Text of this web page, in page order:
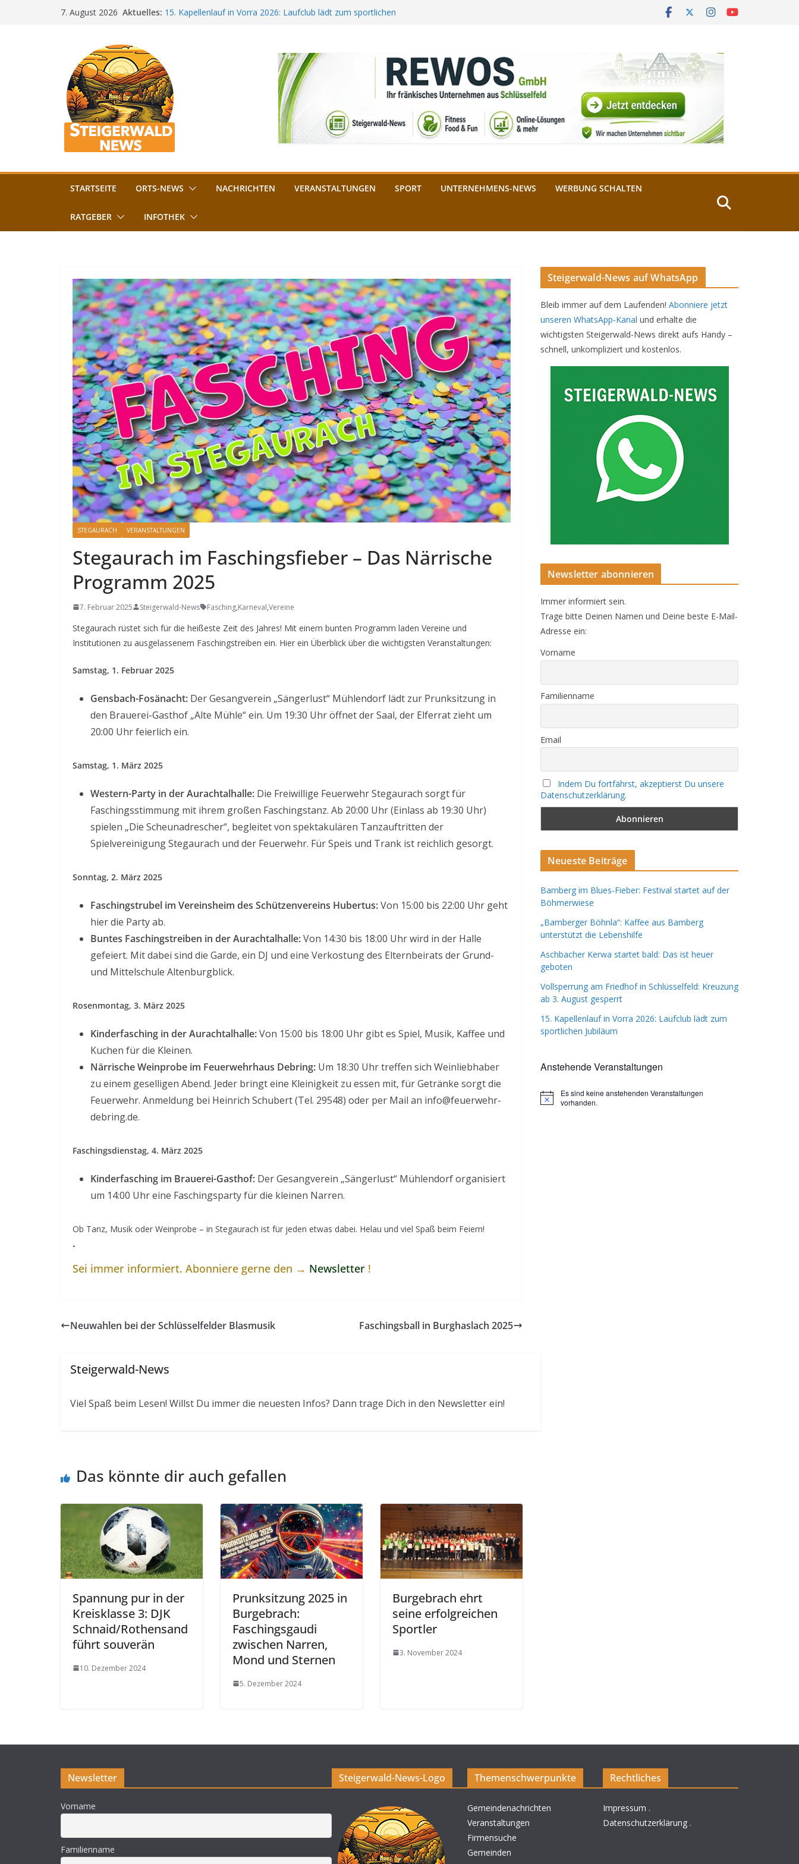
7. August 2026 Aktuelles: 15. Kapellenlauf in Vorra 2026: Laufclub lädt zum sportlichen
„Bamberger Böhnla“: Kaffee aus Bamberg unterstützt die
Lebenshilfe
Aschbacher Kerwa startet bald: Das ist heuer geboten
Vollsperrung am Friedhof in Schlüsselfeld: Kreuzung ab 3.
August gesperrt
STARTSEITE ORTS-NEWS NACHRICHTEN VERANSTALTUNGEN SPORT UNTERNEHMENS-NEWS WERBUNG SCHALTEN
RATGEBER INFOTHEK
STEGAURACH VERANSTALTUNGEN
Stegaurach im Faschingsfieber – Das Närrische
Programm 2025
7. Februar 2025 Steigerwald-News Fasching,Karneval,Vereine
Stegaurach rüstet sich für die heißeste Zeit des Jahres! Mit einem bunten Programm laden Vereine und
Institutionen zu ausgelassenem Faschingstreiben ein. Hier ein Überblick über die wichtigsten Veranstaltungen:
Samstag, 1. Februar 2025
Gensbach-Fosänacht: Der Gesangverein „Sängerlust“ Mühlendorf lädt zur Prunksitzung in
den Brauerei-Gasthof „Alte Mühle“ ein. Um 19:30 Uhr öffnet der Saal, der Elferrat zieht um
20:00 Uhr feierlich ein.
Samstag, 1. März 2025
Western-Party in der Aurachtalhalle: Die Freiwillige Feuerwehr Stegaurach sorgt für
Faschingsstimmung mit ihrem großen Faschingstanz. Ab 20:00 Uhr (Einlass ab 19:30 Uhr)
spielen „Die Scheunadrescher“, begleitet von spektakulären Tanzauftritten der
Spielvereinigung Stegaurach und der Feuerwehr. Für Speis und Trank ist reichlich gesorgt.
Sonntag, 2. März 2025
Faschingstrubel im Vereinsheim des Schützenvereins Hubertus:Von 15:00 bis 22:00 Uhr geht
hier die Party ab.
Buntes Faschingstreiben in der Aurachtalhalle:Von 14:30 bis 18:00 Uhr wird in der Halle
gefeiert. Mit dabei sind die Garde, ein DJ und eine Verkostung des Elternbeirats der Grund-
und Mittelschule Altenburgblick.
Rosenmontag, 3. März 2025
Kinderfasching in der Aurachtalhalle:Von 15:00 bis 18:00 Uhr gibt es Spiel, Musik, Kaffee und
Kuchen für die Kleinen.
Närrische Weinprobe im Feuerwehrhaus Debring: Um 18:30 Uhr treffen sich Weinliebhaber
zu einem geselligen Abend. Jeder bringt eine Kleinigkeit zu essen mit, für Getränke sorgt die
Feuerwehr. Anmeldung bei Heinrich Schubert (Tel. 29548) oder per Mail an info@feuerwehr-
debring.de.
Faschingsdienstag, 4. März 2025
Kinderfasching im Brauerei-Gasthof: Der Gesangverein „Sängerlust“ Mühlendorf organisiert
um 14:00 Uhr eine Faschingsparty für die kleinen Narren.
Ob Tanz, Musik oder Weinprobe – in Stegaurach ist für jeden etwas dabei. Helau und viel Spaß beim Feiern!
.
Sei immer informiert. Abonniere gerne den → Newsletter !
Neuwahlen bei der Schlüsselfelder Blasmusik Faschingsball in Burghaslach 2025
Steigerwald-News
Viel Spaß beim Lesen! Willst Du immer die neuesten Infos? Dann trage Dich in den Newsletter ein!
Das könnte dir auch gefallen
Spannung pur in der
Kreisklasse 3: DJK
Schnaid/Rothensand
führt souverän
10. Dezember 2024
Prunksitzung 2025 in
Burgebrach:
Faschingsgaudi
zwischen Narren,
Mond und Sternen
5. Dezember 2024
Burgebrach ehrt
seine erfolgreichen
Sportler
3. November 2024
Steigerwald-News auf WhatsApp
Bleib immer auf dem Laufenden! Abonniere jetzt
unseren WhatsApp-Kanal und erhalte die
wichtigsten Steigerwald-News direkt aufs Handy –
schnell, unkompliziert und kostenlos.
Newsletter abonnieren
Immer informiert sein.
Trage bitte Deinen Namen und Deine beste E-Mail-
Adresse ein:
Vorname
Familienname
Email
Indem Du fortfährst, akzeptierst Du unsere
Datenschutzerklärung.
Neueste Beiträge
Bamberg im Blues-Fieber: Festival startet auf der
Böhmerwiese
„Bamberger Böhnla“: Kaffee aus Bamberg
unterstützt die Lebenshilfe
Aschbacher Kerwa startet bald: Das ist heuer
geboten
Vollsperrung am Friedhof in Schlüsselfeld: Kreuzung
ab 3. August gesperrt
15. Kapellenlauf in Vorra 2026: Laufclub lädt zum
sportlichen Jubiläum
Anstehende Veranstaltungen
H
Es sind keine anstehenden Veranstaltungen
vorhanden.
Newsletter
Vorname
Familienname
Steigerwald-News-Logo Themenschwerpunkte
Gemeindenachrichten
Veranstaltungen
Firmensuche
Gemeinden
Rechtliches
Impressum .
Datenschutzerklärung .